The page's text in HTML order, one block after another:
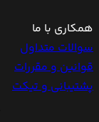
همکاری با ما
سوالات متداول
قوانین و مقررات
پشتیبانی و تیکت